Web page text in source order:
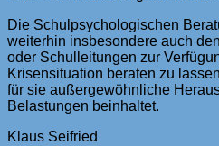
Die Schulpsychologischen
weiterhin insbesondere auch
oder Schulleitungen zur
Krisensituation beraten zu
für sie außergewöhnliche
Belastungen beinhaltet.
Klaus Seifried